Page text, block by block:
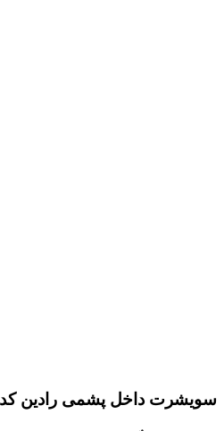
سویشرت داخل پشمی رادین کد1291